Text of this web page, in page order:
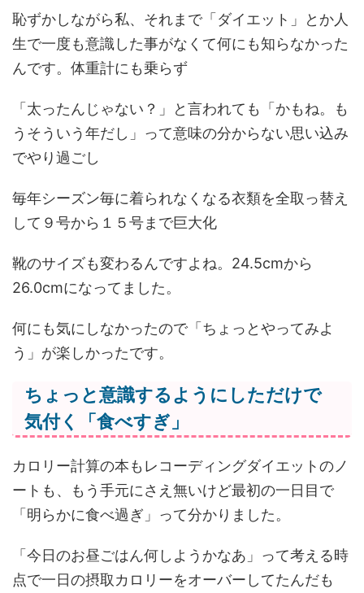
恥ずかしながら私、それまで「ダイエット」とか人
生で一度も意識した事がなくて何にも知らなかった
んです。体重計にも乗らず
「太ったんじゃない？」と言われても「かもね。も
うそういう年だし」って意味の分からない思い込み
でやり過ごし
毎年シーズン毎に着られなくなる衣類を全取っ替え
して９号から１５号まで巨大化
靴のサイズも変わるんですよね。24.5cmから
26.0cmになってました。
何にも気にしなかったので「ちょっとやってみよ
う」が楽しかったです。
ちょっと意識するようにしただけで
気付く「食べすぎ」
カロリー計算の本もレコーディングダイエットのノ
ートも、もう手元にさえ無いけど最初の一日目で
「明らかに食べ過ぎ」って分かりました。
「今日のお昼ごはん何しようかなあ」って考える時
点で一日の摂取カロリーをオーバーしてたんだも